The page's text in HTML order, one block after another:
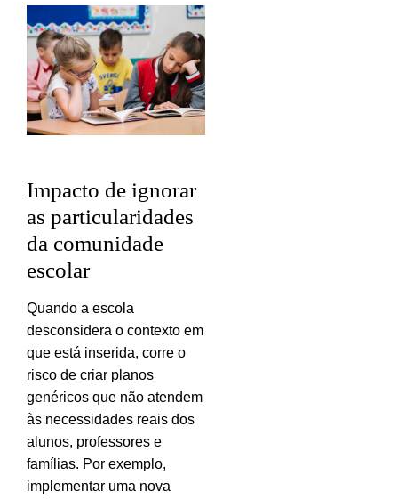
Impacto de ignorar
as particularidades
da comunidade
escolar
Quando a escola
desconsidera o contexto em
que está inserida, corre o
risco de criar planos
genéricos que não atendem
às necessidades reais dos
alunos, professores e
famílias. Por exemplo,
implementar uma nova